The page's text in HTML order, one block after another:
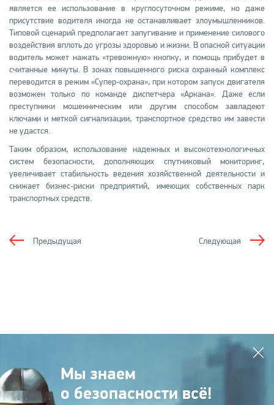
является ее использование в круглосуточном режиме, но даже
присутствие водителя иногда не останавливает злоумышленников.
Типовой сценарий предполагает запугивание и применение силового
воздействия вплоть до угрозы здоровью и жизни. В опасной ситуации
водитель может нажать «тревожную» кнопку, и помощь прибудет в
считанные минуты. В зонах повышенного риска охранный комплекс
переводится в режим «Супер-охрана», при котором запуск двигателя
возможен только по команде диспетчера «Аркана». Даже если
преступники мошенническим или другим способом завладеют
ключами и меткой сигнализации, транспортное средство им завести
не удастся.
Таким образом, использование надежных и высокотехнологичных
систем безопасности, дополняющих спутниковый мониторинг,
увеличивает стабильность ведения хозяйственной деятельности и
снижает бизнес-риски предприятий, имеющих собственных парк
транспортных средств.
Следующая
Предыдущая
Мы знаем
о безопасности всё!